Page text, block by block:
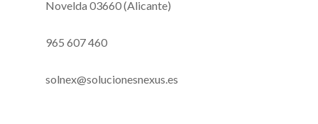
Novelda 03660 (Alicante)
965 607 460
solnex@solucionesnexus.es